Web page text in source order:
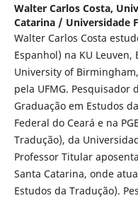
Walter Carlos Costa,
Catarina / Universidade
Walter Carlos Costa
Espanhol) na KU
University of
pela UFMG. Pesquisador
Graduação em Estudos
Federal do Ceará e na
Tradução), da
Professor Titular
Santa Catarina, onde
Estudos da Tradução).